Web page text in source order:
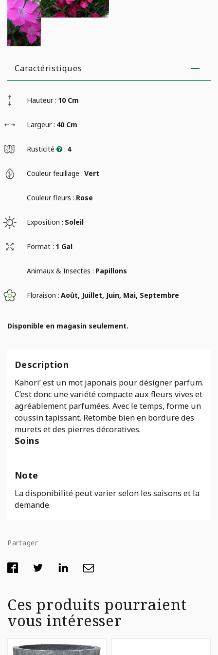
Caractéristiques
Hauteur : 10 Cm
Largeur : 40 Cm
Rusticité : 4
Couleur feuillage : Vert
Couleur fleurs : Rose
Exposition : Soleil
Format : 1 Gal
Animaux & Insectes : Papillons
Floraison : Août, Juillet, Juin, Mai, Septembre
Disponible en magasin seulement.
Description
Kahori’ est un mot japonais pour désigner parfum.
C’est donc une variété compacte aux fleurs vives et
agréablement parfumées. Avec le temps, forme un
coussin tapissant. Retombe bien en bordure des
murets et des pierres décoratives.
Soins
Note
La disponibilité peut varier selon les saisons et la
demande.
Partager
Ces produits pourraient
vous intéresser